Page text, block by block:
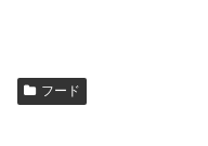
フード